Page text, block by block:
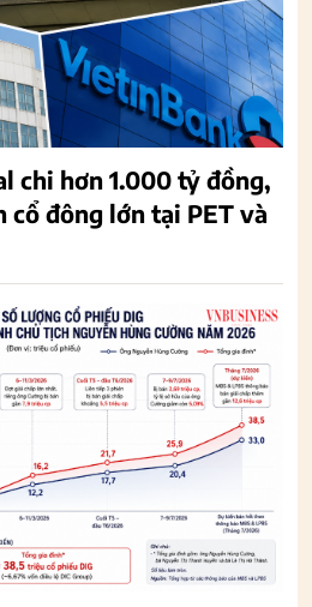
chi hơn 1.000 tỷ đồng,
đông lớn tại PET và